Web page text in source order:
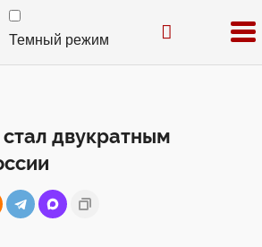
Темный режим
двукратным